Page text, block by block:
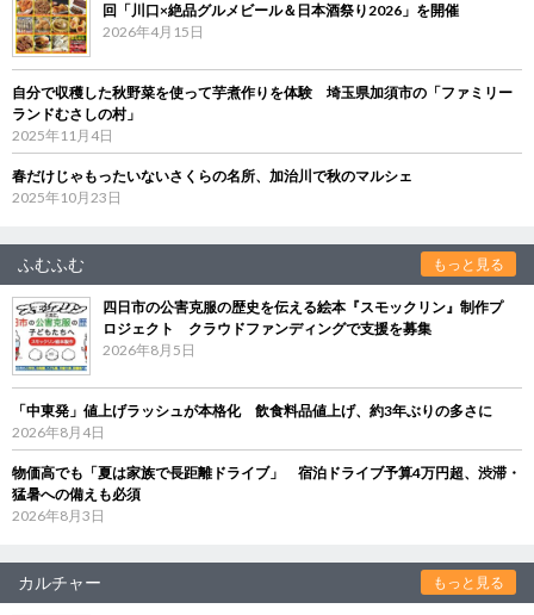
回「川口×絶品グルメビール＆日本酒祭り2026」を開催
2026年4月15日
自分で収穫した秋野菜を使って芋煮作りを体験 埼玉県加須市の「ファミリー
ランドむさしの村」
2025年11月4日
春だけじゃもったいないさくらの名所、加治川で秋のマルシェ
2025年10月23日
ふむふむ もっと見る
四日市の公害克服の歴史を伝える絵本『スモックリン』制作プ
ロジェクト クラウドファンディングで支援を募集
2026年8月5日
「中東発」値上げラッシュが本格化 飲食料品値上げ、約3年ぶりの多さに
2026年8月4日
物価高でも「夏は家族で長距離ドライブ」 宿泊ドライブ予算4万円超、渋滞・
猛暑への備えも必須
2026年8月3日
カルチャー もっと見る